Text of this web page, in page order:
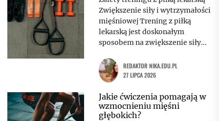
Zwiększenie siły i wytrzymałości
mięśniowej Trening z piłką
lekarską jest doskonałym
sposobem na zwiększenie siły...
REDAKTOR NIKA.EDU.PL
27 LIPCA 2026
Jakie ćwiczenia pomagają w
wzmocnieniu mięśni
głębokich?